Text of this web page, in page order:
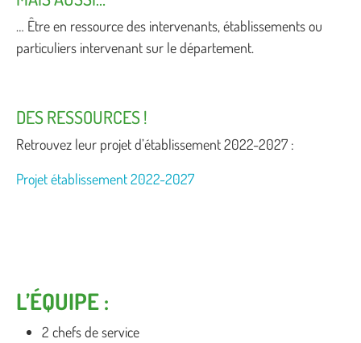
… Être en ressource des intervenants, établissements ou
particuliers intervenant sur le département.
DES RESSOURCES !
Retrouvez leur projet d’établissement 2022-2027 :
Projet établissement 2022-2027
L’ÉQUIPE :
2 chefs de service